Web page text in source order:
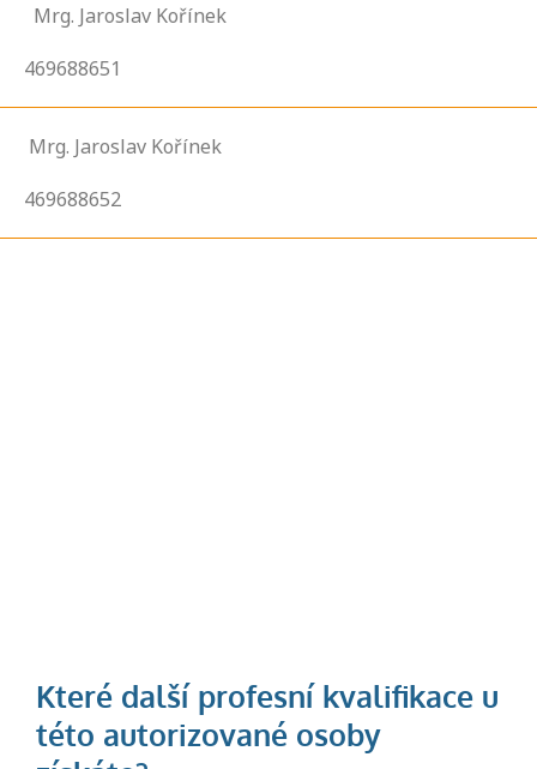
Mrg. Jaroslav Kořínek
469688651
Mrg. Jaroslav Kořínek
469688652